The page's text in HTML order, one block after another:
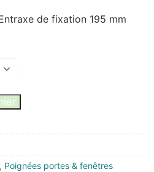
de fixation 195 mm
, Poignées portes & fenêtres